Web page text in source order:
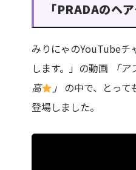
「PRADAのヘ
みりにゃのYouTubeチ
します。」の動画
「
高
」 の中で、とって
登場しました。